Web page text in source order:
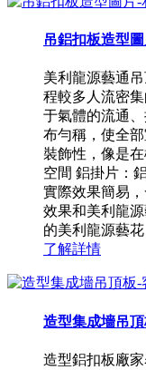
吊鋁扣板造型
美利龍源藝通
程較多人流密
于氣體的流通
布勻稱，使全
裝飾性，像是
空間 鋁掛片：
實際效果簡易
效果和美利龍
的美利龍源藝花
了解詳情
造型集成墻吊
造型鋁扣板廠